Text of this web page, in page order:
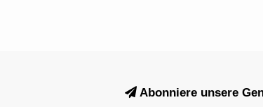
Abonniere unsere